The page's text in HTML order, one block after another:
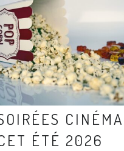
CINÉMA
ÉTÉ 2026